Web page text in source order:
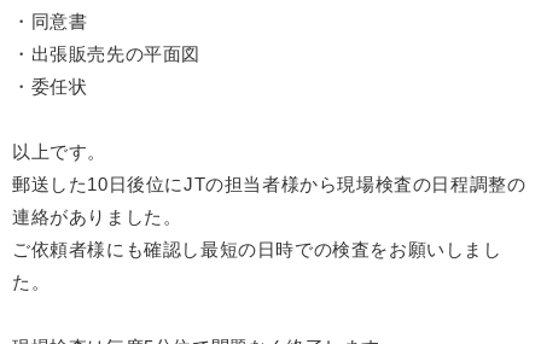
・同意書
・出張販売先の平面図
・委任状
以上です。
郵送した10日後位にJTの担当者様から現場検査の日程調整の
連絡がありました。
ご依頼者様にも確認し最短の日時での検査をお願いしまし
た。